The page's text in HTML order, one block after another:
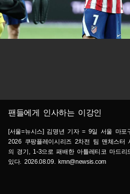
팬들에게 인사하는 이강인
[서울=뉴시스] 김명년 기자 = 9일 서울 마포
2026 쿠팡플레이시리즈 2차전 팀 맨체스터
의 경기, 1-3으로 패배한 아틀레티코 마드리
있다. 2026.08.09. kmn@newsis.com